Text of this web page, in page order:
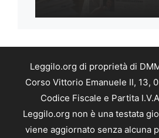
Leggilo.org di proprietà di
Corso Vittorio Emanuele II, 13,
Codice Fiscale e Partita
Leggilo.org non è una testata
viene aggiornato senza alcuna